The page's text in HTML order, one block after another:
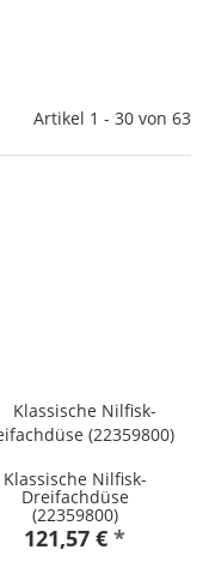
Artikel 1 - 30 von 63
Klassische Nilfisk-
Dreifachdüse
(22359800)
121,57 € *